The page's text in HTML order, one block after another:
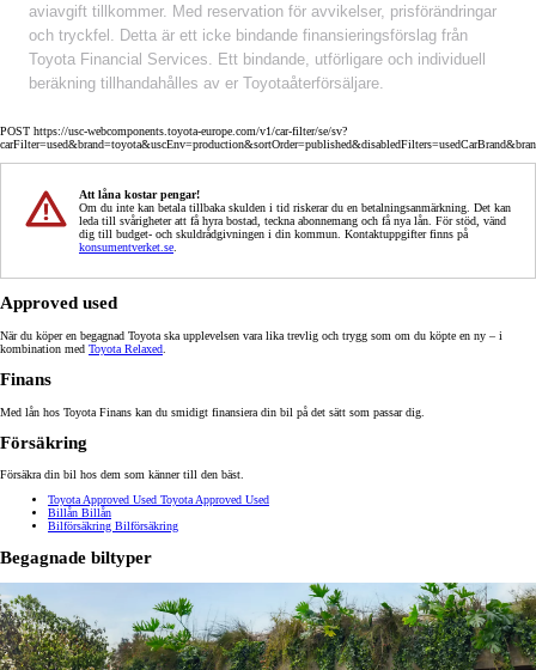
aviavgift tillkommer. Med reservation för avvikelser, prisförändringar
och tryckfel. Detta är ett icke bindande finansieringsförslag från
Toyota Financial Services. Ett bindande, utförligare och individuell
beräkning tillhandahålles av er Toyotaåterförsäljare.
POST https://usc-webcomponents.toyota-europe.com/v1/car-filter/se/sv?
Att låna kostar pengar!
Om du inte kan betala tillbaka skulden i tid riskerar du en betalningsanmärkning. Det kan
leda till svårigheter att få hyra bostad, teckna abonnemang och få nya lån. För stöd, vänd
dig till budget- och skuldrådgivningen i din kommun. Kontaktuppgifter finns på
konsumentverket.se
Approved used
När du köper en begagnad Toyota ska upplevelsen vara lika trevlig och trygg som om du köpte en ny – i
kombination med Toyota Relaxed
Finans
Med lån hos Toyota Finans kan du smidigt finansiera din bil på det sätt som passar dig.
Försäkring
Försäkra din bil hos dem som känner till den bäst.
Toyota Approved Used Toyota Approved Used
Billån Billån
Bilförsäkring Bilförsäkring
Begagnade biltyper